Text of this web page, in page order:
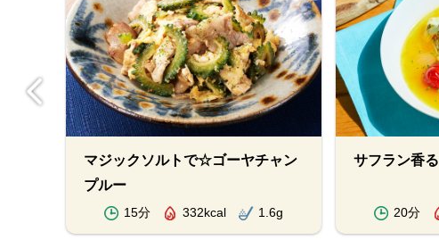
マジックソルトで☆ゴーヤチャン
プルー
15分 332kcal 1.6g
サフラン香
20分